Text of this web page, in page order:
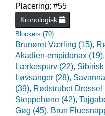
Placering: #55
Kronologisk
Blockers (70):
Brunøret Værling (15),
Akadien-empidonax (19),
Lærkespurv (22),
Løvsanger (28),
(39), Rødstrubet Drossel
Steppehøne (42),
Gøg (45), Brun